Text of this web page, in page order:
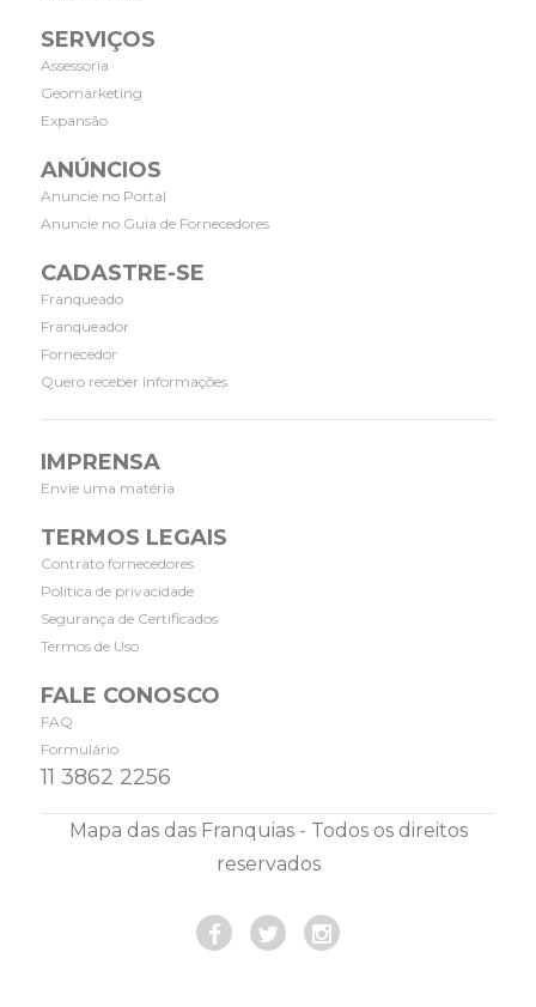
SERVIÇOS
Assessoria
Geomarketing
Expansão
ANÚNCIOS
Anuncie no Portal
Anuncie no Guia de Fornecedores
CADASTRE-SE
Franqueado
Franqueador
Fornecedor
Quero receber informações
IMPRENSA
Envie uma matéria
TERMOS LEGAIS
Contrato fornecedores
Política de privacidade
Segurança de Certificados
Termos de Uso
FALE CONOSCO
FAQ
Formulário
11 3862 2256
Mapa das das Franquias - Todos os direitos
reservados